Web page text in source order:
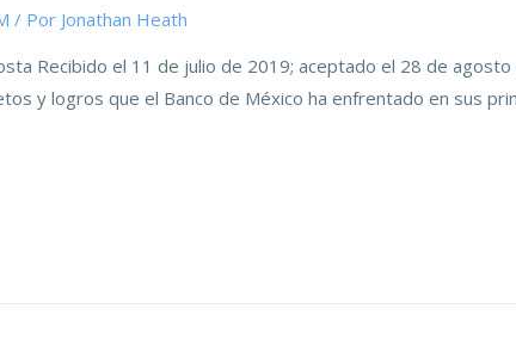
/ Por Jonathan Heath
Recibido el 11 de julio de 2019; aceptado el 28 de
y logros que el Banco de México ha enfrentado en sus